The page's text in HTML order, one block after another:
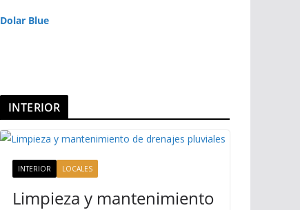
Dolar Blue
INTERIOR
INTERIOR LOCALES
Limpieza y mantenimiento